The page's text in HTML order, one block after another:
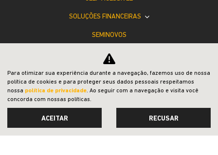
SOLUÇÕES FINANCEIRAS
SEMINOVOS
SHOWROOM VIRTUAL
PÓS-VENDAS
INSTITUCIONAL
Para otimizar sua experiência durante a navegação, fazemos uso de nossa
política de cookies e para proteger seus dados pessoais respeitamos
nossa política de privacidade. Ao seguir com a navegação e visita você
concorda com nossas políticas.
ACEITAR RECUSAR